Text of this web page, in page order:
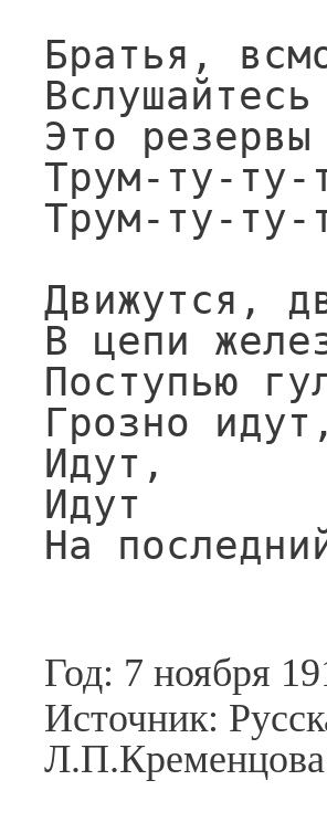
Братья,
Это
Трум-ту-ту-
Трум-ту-ту-
Движутся,
В цепи
Поступью
Грозно идут,
Идут,
Идут
На
Год: 7 ноября
Источник: